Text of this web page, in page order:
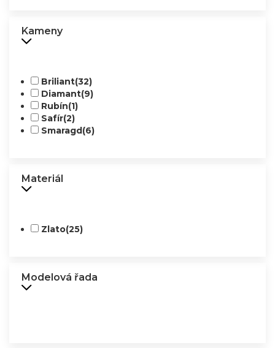
Kameny
Briliant(32)
Diamant(9)
Rubín(1)
Safír(2)
Smaragd(6)
Materiál
Zlato(25)
Modelová řada